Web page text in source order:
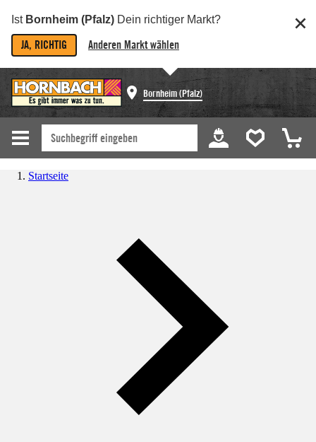
Ist Bornheim (Pfalz) Dein richtiger Markt?
JA, RICHTIG Anderen Markt wählen
Bornheim (Pfalz)
Startseite